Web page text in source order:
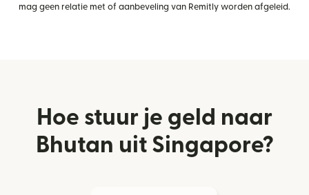
mag geen relatie met of aanbeveling van Remitly worden afgeleid.
Hoe stuur je geld naar
Bhutan uit Singapore?